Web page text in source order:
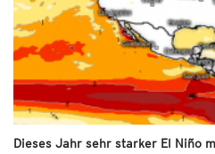
Dieses Jahr sehr starker El Niño